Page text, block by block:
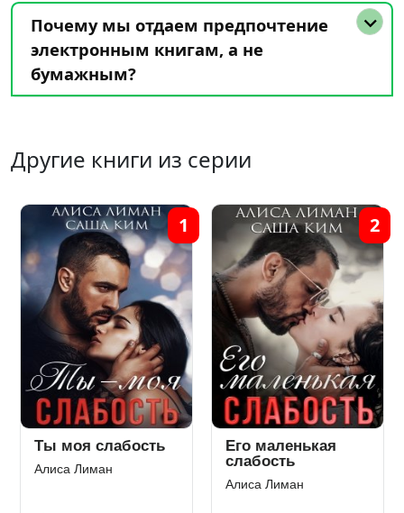
Почему мы отдаем предпочтение
электронным книгам, а не
бумажным?
Другие книги из серии
Ты моя слабость
Алиса Лиман
1
Его маленькая
слабость
Алиса Лиман
2